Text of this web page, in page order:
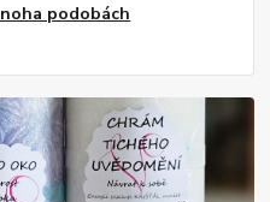
podobách